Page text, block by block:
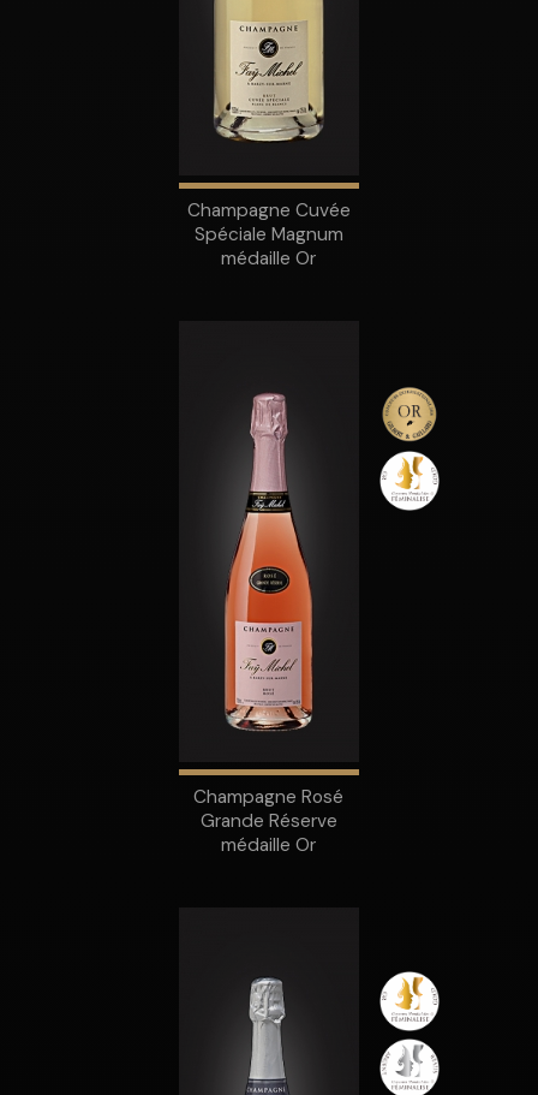
Champagne Cuvée
Spéciale Magnum
médaille Or
Champagne Rosé
Grande Réserve
médaille Or